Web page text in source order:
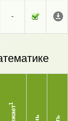
-
1